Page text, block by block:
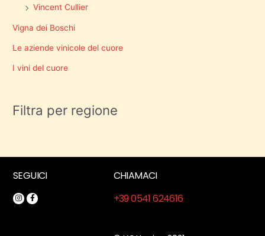
Vincent Cullier
Vigna dei Boschi
Le aziende vinicole del cuore
I vini del cuore
Filtra per regione
SEGUICI
CHIAMACI
+39 0541 624616